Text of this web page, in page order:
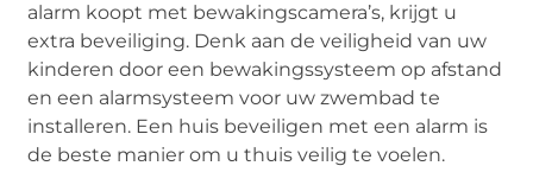
alarm koopt met bewakingscamera’s, krijgt u
extra beveiliging. Denk aan de veiligheid van uw
kinderen door een bewakingssysteem op afstand
en een alarmsysteem voor uw zwembad te
installeren. Een huis beveiligen met een alarm is
de beste manier om u thuis veilig te voelen.